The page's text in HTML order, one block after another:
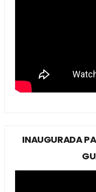
INAUGURADA